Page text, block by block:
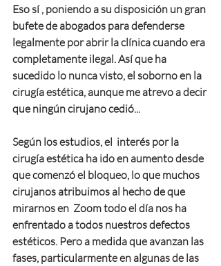
Eso sí , poniendo a su disposición un gran
bufete de abogados para defenderse
legalmente por abrir la clínica cuando era
completamente ilegal. Así que ha
sucedido lo nunca visto, el soborno en la
cirugía estética, aunque me atrevo a decir
que ningún cirujano cedió...
Según los estudios, el  interés por la
cirugía estética ha ido en aumento desde
que comenzó el bloqueo, lo que muchos
cirujanos atribuimos al hecho de que
mirarnos en  Zoom todo el día nos ha
enfrentado a todos nuestros defectos
estéticos. Pero a medida que avanzan las
fases, particularmente en algunas de las